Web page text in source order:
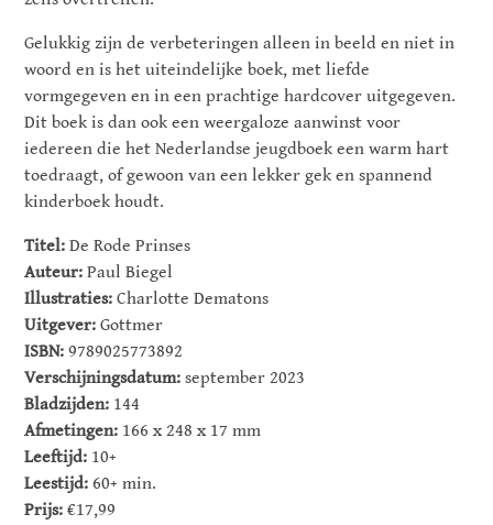
Gelukkig zijn de verbeteringen alleen in beeld en niet in
woord en is het uiteindelijke boek, met liefde
vormgegeven en in een prachtige hardcover uitgegeven.
Dit boek is dan ook een weergaloze aanwinst voor
iedereen die het Nederlandse jeugdboek een warm hart
toedraagt, of gewoon van een lekker gek en spannend
kinderboek houdt.
Titel: De Rode Prinses
Auteur: Paul Biegel
Illustraties: Charlotte Dematons
Uitgever: Gottmer
ISBN: 9789025773892
Verschijningsdatum: september 2023
Bladzijden: 144
Afmetingen: 166 x 248 x 17 mm
Leeftijd: 10+
Leestijd: 60+ min.
Prijs: €17,99